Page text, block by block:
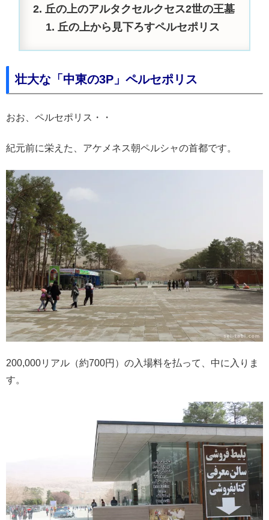
丘の上のアルタクセルクセス2世の王墓
丘の上から見下ろすペルセポリス
壮大な「中東の3P」ペルセポリス
おお、ペルセポリス・・
紀元前に栄えた、アケメネス朝ペルシャの首都です。
200,000リアル（約700円）の入場料を払って、中に入りま
す。